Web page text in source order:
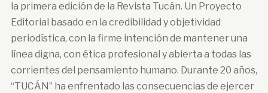
la primera edición de la Revista Tucán. Un Proyecto
Editorial basado en la credibilidad y objetividad
periodística, con la firme intención de mantener una
línea digna, con ética profesional y abierta a todas las
corrientes del pensamiento humano. Durante 20 años,
“TUCÁN” ha enfrentado las consecuencias de ejercer